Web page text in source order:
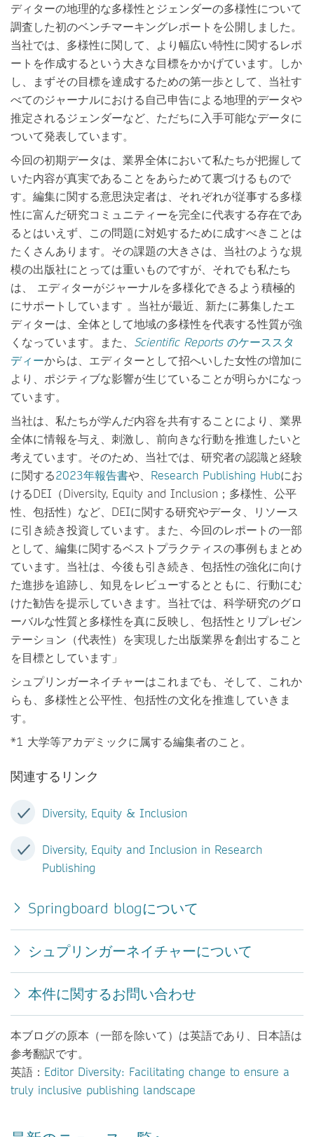
ディターの地理的な多様性とジェンダーの多様性について
調査した初のベンチマーキングレポートを公開しました。
当社では、多様性に関して、より幅広い特性に関するレポ
ートを作成するという大きな目標をかかげています。しか
し、まずその目標を達成するための第一歩として、当社す
べてのジャーナルにおける自己申告による地理的データや
推定されるジェンダーなど、ただちに入手可能なデータに
ついて発表しています。
今回の初期データは、業界全体において私たちが把握して
いた内容が真実であることをあらためて裏づけるもので
す。編集に関する意思決定者は、それぞれが従事する多様
性に富んだ研究コミュニティーを完全に代表する存在であ
るとはいえず、この問題に対処するために成すべきことは
たくさんあります。その課題の大きさは、当社のような規
模の出版社にとっては重いものですが、それでも私たち
は、 エディターがジャーナルを多様化できるよう積極的
にサポートしています 。当社が最近、新たに募集したエ
ディターは、全体として地域の多様性を代表する性質が強
くなっています。また、 Scientific Reports のケーススタ
ディーからは、エディターとして招へいした女性の増加に
より、ポジティブな影響が生じていることが明らかになっ
ています。
当社は、私たちが学んだ内容を共有することにより、業界
全体に情報を与え、刺激し、前向きな行動を推進したいと
考えています。そのため、当社では、研究者の認識と経験
に関する2023年報告書や、 Research Publishing Hubにお
けるDEI（Diversity, Equity and Inclusion；多様性、公平
性、包括性）など、DEIに関する研究やデータ、リソース
に引き続き投資しています。また、今回のレポートの一部
として、編集に関するベストプラクティスの事例もまとめ
ています。当社は、今後も引き続き、包括性の強化に向け
た進捗を追跡し、知見をレビューするとともに、行動にむ
けた勧告を提示していきます。当社では、科学研究のグロ
ーバルな性質と多様性を真に反映し、包括性とリプレゼン
テーション（代表性）を実現した出版業界を創出すること
を目標としています」
シュプリンガーネイチャーはこれまでも、そして、これか
らも、多様性と公平性、包括性の文化を推進していきま
す。
*1 大学等アカデミックに属する編集者のこと。
関連するリンク
Diversity, Equity & Inclusion
Diversity, Equity and Inclusion in Research
Publishing
Springboard blogについて
シュプリンガーネイチャーについて
本件に関するお問い合わせ
本ブログの原本（一部を除いて）は英語であり、日本語は
参考翻訳です。
英語： Editor Diversity: Facilitating change to ensure a
truly inclusive publishing landscape